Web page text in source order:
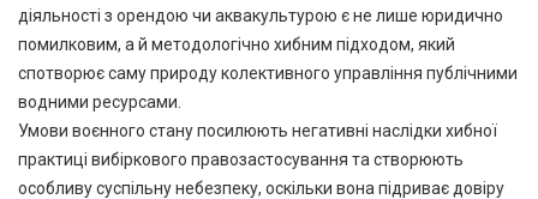
діяльності з орендою чи аквакультурою є не лише юридично
помилковим, а й методологічно хибним підходом, який
спотворює саму природу колективного управління публічними
водними ресурсами.
Умови воєнного стану посилюють негативні наслідки хибної
практиці вибіркового правозастосування та створюють
особливу суспільну небезпеку, оскільки вона підриває довіру